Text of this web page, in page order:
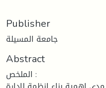
Publisher
جامعة المسيلة
Abstract
الملخص :